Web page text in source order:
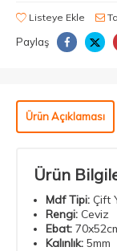
Listeye Ekle
Paylaş
Ürün Açıklaması
Ürün
Mdf Tipi: Çift
Rengi: Ceviz
Ebat:
Kalınlık: 5mm